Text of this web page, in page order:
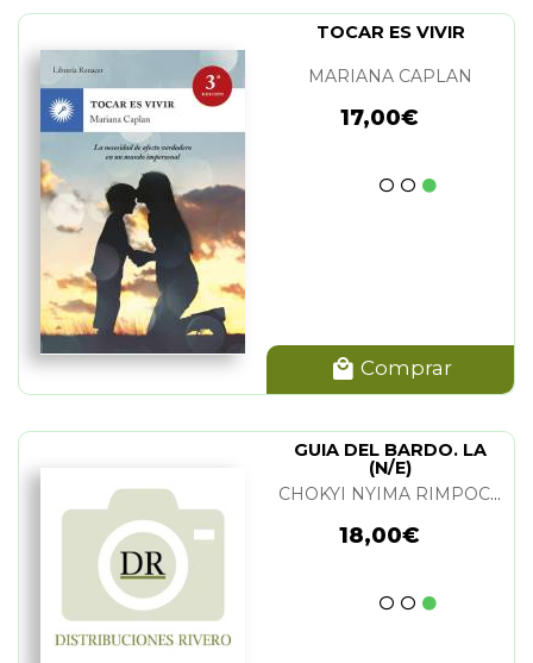
TOCAR ES VIVIR
MARIANA CAPLAN
17,00€
Comprar
GUIA DEL BARDO. LA
(N/E)
CHOKYI NYIMA RIMPOCHE
18,00€